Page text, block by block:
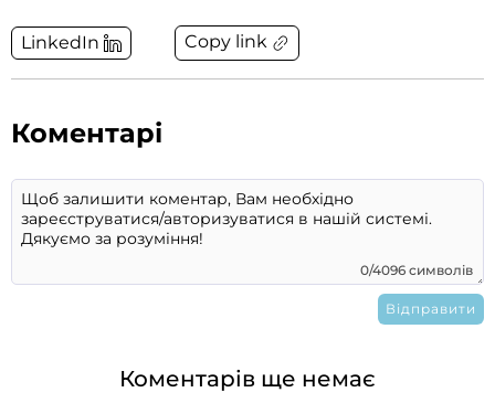
LinkedIn Copy link
Коментарі
0/4096 символів
Коментарів ще немає